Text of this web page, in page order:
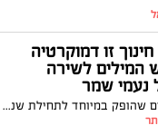
זו דמוקרטיה
המילים לשירה
נעמי שמר
צפו בסרטון מקסים שהופק במיוחד לתחילת שנת הלימודים עם מסר לחזק את צוותי החינוך ולהזכיר ששנת הלימודים הקרובה צריכה לעסוק בלימוד ערכים ליברלים, דמוקרטים והומניסטים ובחינוך לשוויון וסובלנות. שנת לימודים טובה ומוצלחת גם לכל התלמידים והתלמידות ולצוותי ההוראה והחינוך